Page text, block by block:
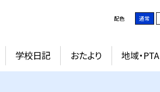
配色 通常
学校日記 おたより 地域・PTA